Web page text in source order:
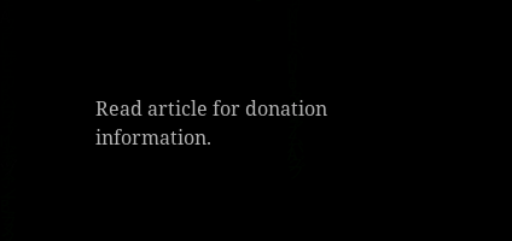
Read article for donation
information.